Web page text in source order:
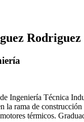
Rodriguez
Ingeniería Técnica
la rama de
térmicos.